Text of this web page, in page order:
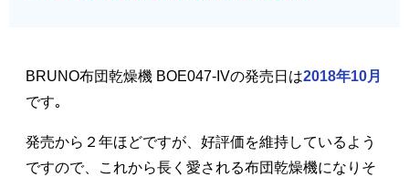
BRUNO布団乾燥機 BOE047-IVの発売日は2018年10月
です｡
発売から２年ほどですが、好評価を維持しているよう
ですので、これから長く愛される布団乾燥機になりそ